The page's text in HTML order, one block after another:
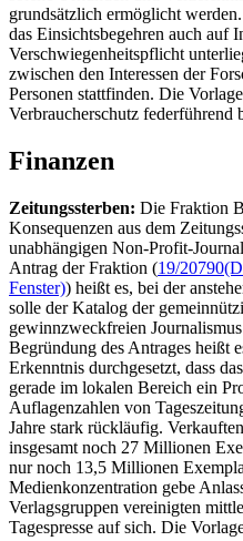
grundsätzlich ermöglicht
das Einsichtsbegehren auch auf
Verschwiegenheitspflicht
zwischen den Interessen der
Personen stattfinden. Die
Verbraucherschutz federführend
Finanzen
Zeitungssterben: Die Fraktion
Konsequenzen aus dem
unabhängigen Non-Profit-
Antrag der Fraktion (19/20790
Fenster)) heißt es, bei der
solle der Katalog der
gewinnzweckfreien
Begründung des Antrages heißt
Erkenntnis durchgesetzt, dass
gerade im lokalen Bereich ein
Auflagenzahlen von
Jahre stark rückläufig.
insgesamt noch 27 Millionen
nur noch 13,5 Millionen
Medienkonzentration gebe
Verlagsgruppen vereinigten
Tagespresse auf sich. Die